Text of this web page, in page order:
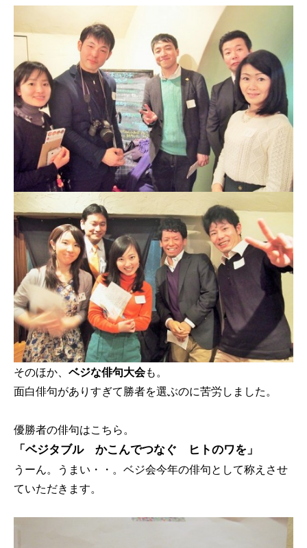
そのほか、 ベジな俳句大会も。
面白俳句がありすぎて勝者を選ぶのに苦労しました。
優勝者の俳句はこちら。
「ベジタブル かこんでつなぐ ヒトのワを」
うーん。うまい・・。ベジ会今年の俳句として称えさせ
ていただきます。